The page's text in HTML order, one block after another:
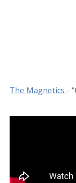
The Magnetics -